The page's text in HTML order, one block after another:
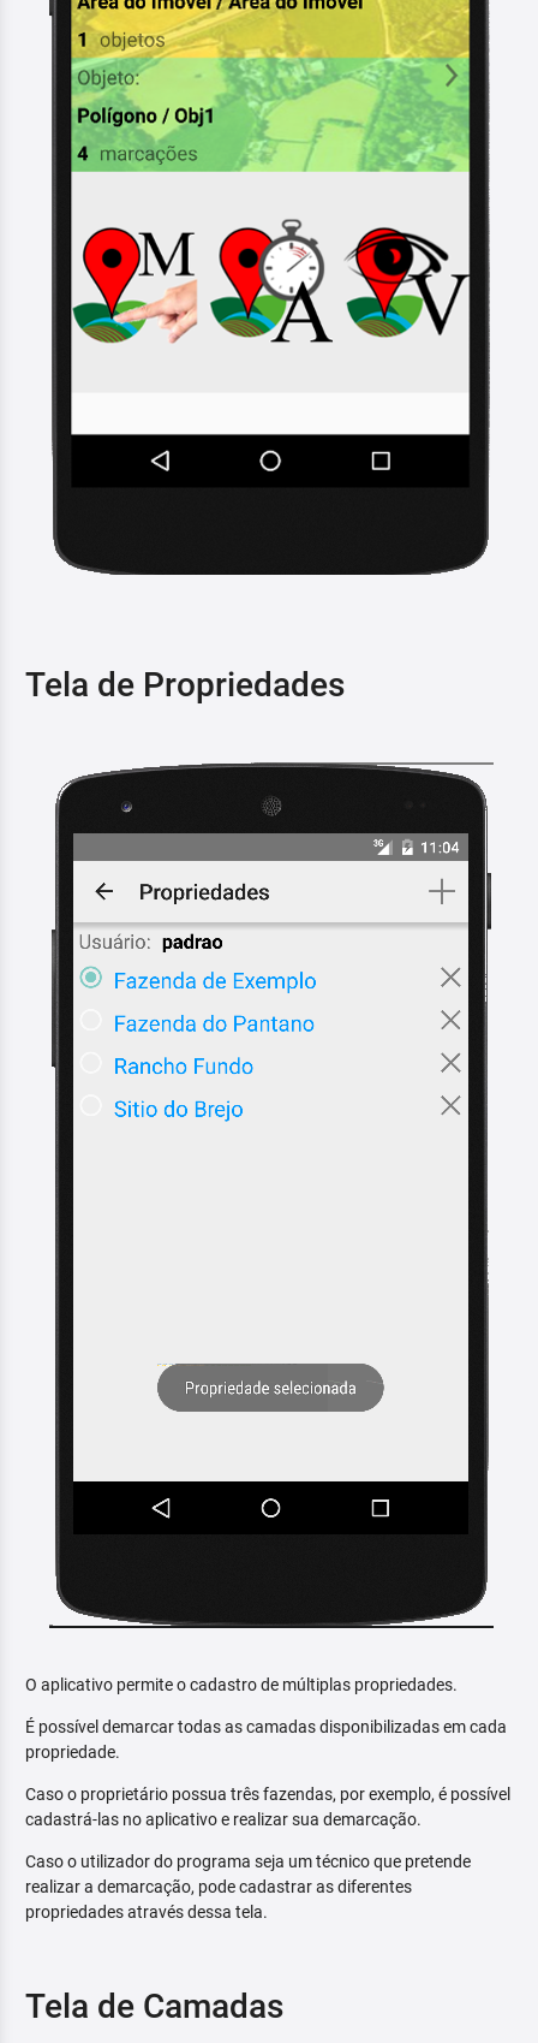
Tela de Propriedades
O aplicativo permite o cadastro de múltiplas propriedades.
É possível demarcar todas as camadas disponibilizadas em cada
propriedade.
Caso o proprietário possua três fazendas, por exemplo, é possível
cadastrá-las no aplicativo e realizar sua demarcação.
Caso o utilizador do programa seja um técnico que pretende
realizar a demarcação, pode cadastrar as diferentes
propriedades através dessa tela.
Tela de Camadas